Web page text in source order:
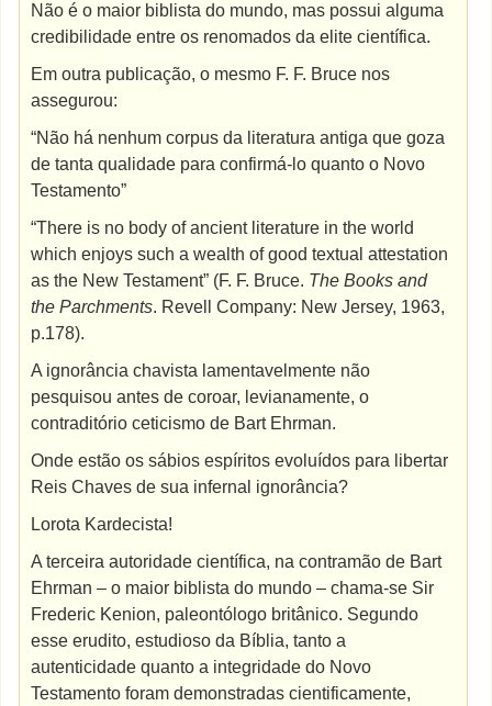
Não é o maior biblista do mundo, mas possui alguma
credibilidade entre os renomados da elite científica.
Em outra publicação, o mesmo F. F. Bruce nos
assegurou:
“Não há nenhum corpus da literatura antiga que goza
de tanta qualidade para confirmá-lo quanto o Novo
Testamento”
“There is no body of ancient literature in the world
which enjoys such a wealth of good textual attestation
as the New Testament” (F. F. Bruce. The Books and
the Parchments. Revell Company: New Jersey, 1963,
p.178).
A ignorância chavista lamentavelmente não
pesquisou antes de coroar, levianamente, o
contraditório ceticismo de Bart Ehrman.
Onde estão os sábios espíritos evoluídos para libertar
Reis Chaves de sua infernal ignorância?
Lorota Kardecista!
A terceira autoridade científica, na contramão de Bart
Ehrman – o maior biblista do mundo – chama-se Sir
Frederic Kenion, paleontólogo britânico. Segundo
esse erudito, estudioso da Bíblia, tanto a
autenticidade quanto a integridade do Novo
Testamento foram demonstradas cientificamente,